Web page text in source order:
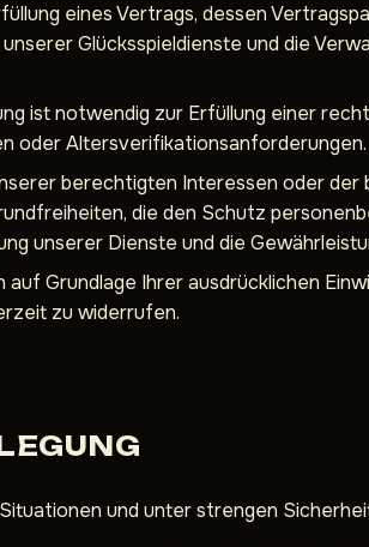
eines Vertrags, dessen
Glücksspieldienste und die
ist notwendig zur Erfüllung einer
oder Altersverifikationsanforderungen.
berechtigten Interessen oder
die den Schutz
unserer Dienste und die
Grundlage Ihrer ausdrücklichen
zu widerrufen.
und unter strengen